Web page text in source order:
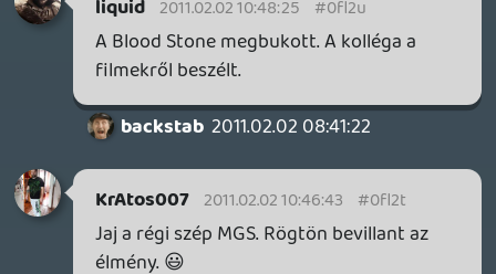
liquid 2011.02.01 19:32:06
dreampage 2011.02.01 20:08:56 #0fl2m
tényleg jó volt hallgatni. Néhány
észrevétel a témákhoz:
A "bezár a Bizarre" ügy szerintem az egész
iparnak egy nagy figyelmeztető jelzés. A